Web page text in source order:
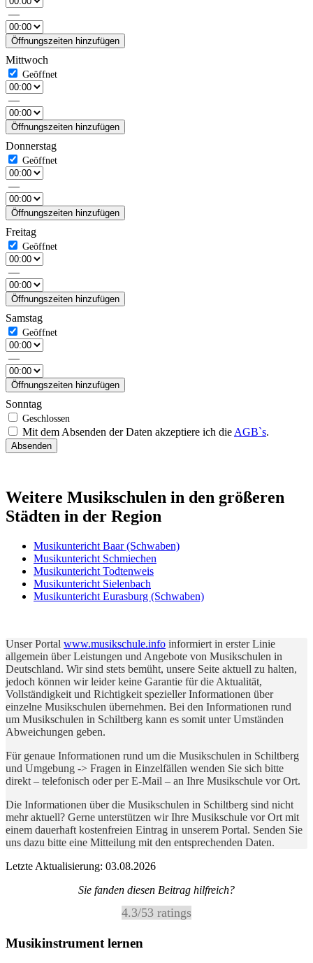
—
Öffnungszeiten hinzufügen
Mittwoch
—
Öffnungszeiten hinzufügen
Donnerstag
—
Öffnungszeiten hinzufügen
Freitag
—
Öffnungszeiten hinzufügen
Samstag
—
Öffnungszeiten hinzufügen
Sonntag
Mit dem Absenden der Daten akzeptiere ich die AGB`s.
Absenden
Weitere Musikschulen in den größeren
Städten in der Region
Musikuntericht Baar (Schwaben)
Musikuntericht Schmiechen
Musikuntericht Todtenweis
Musikuntericht Sielenbach
Musikuntericht Eurasburg (Schwaben)
Unser Portal www.musikschule.info informiert in erster Linie
allgemein über Leistungen und Angebote von Musikschulen in
Deutschland. Wir sind stets bemüht, unsere Seite aktuell zu halten,
jedoch können wir leider keine Garantie für die Aktualität,
Vollständigkeit und Richtigkeit spezieller Informationen über
einzelne Musikschulen übernehmen. Bei den Informationen rund
um Musikschulen in Schiltberg kann es somit unter Umständen
Abweichungen geben.
Für genaue Informationen rund um die Musikschulen in Schiltberg
und Umgebung -> Fragen in Einzelfällen wenden Sie sich bitte
direkt – telefonisch oder per E-Mail – an Ihre Musikschule vor Ort.
Die Informationen über die Musikschulen in Schiltberg sind nicht
mehr aktuell? Gerne unterstützen wir Ihre Musikschule vor Ort mit
einem dauerhaft kostenfreien Eintrag in unserem Portal. Senden Sie
uns dazu bitte eine Mitteilung mit den entsprechenden Daten.
Letzte Aktualisierung: 03.08.2026
Sie fanden diesen Beitrag hilfreich?
4.3/53 ratings
Musikinstrument lernen